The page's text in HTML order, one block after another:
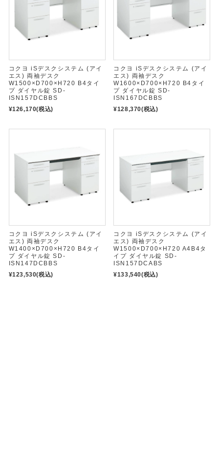
コクヨ iSデスクシステム (アイ
エス) 両袖デスク
W1500×D700×H720 B4タイ
プ ダイヤル錠 SD-
ISN157DCBBS
¥126,170(税込)
コクヨ iSデスクシステム (アイ
エス) 両袖デスク
W1600×D700×H720 B4タイ
プ ダイヤル錠 SD-
ISN167DCBBS
¥128,370(税込)
コクヨ iSデスクシステム (アイ
エス) 両袖デスク
W1400×D700×H720 B4タイ
プ ダイヤル錠 SD-
ISN147DCBBS
¥123,530(税込)
コクヨ iSデスクシステム (アイ
エス) 両袖デスク
W1500×D700×H720 A4B4タ
イプ ダイヤル錠 SD-
ISN157DCABS
¥133,540(税込)